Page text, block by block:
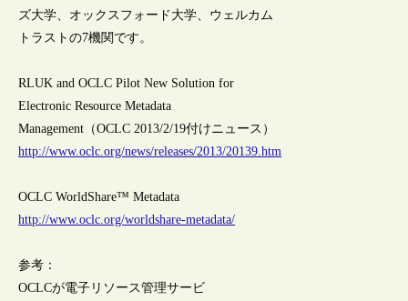
ズ大学、オックスフォード大学、ウェルカム
トラストの7機関です。
RLUK and OCLC Pilot New Solution for
Electronic Resource Metadata
Management（OCLC 2013/2/19付けニュース）
http://www.oclc.org/news/releases/2013/20139.htm
OCLC WorldShare™ Metadata
http://www.oclc.org/worldshare-metadata/
参考：
OCLCが電子リソース管理サービ